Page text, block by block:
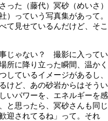
った（藤代）冥砂（めいさ）
）っていう写真集があって。
て見せているんだけど、そこ
じゃない？ 撮影に入ってい
所に降り立った瞬間、温かく
しているイメージがあるし、
けど、あの砂岩からはそうい
いパワーを、エネルギーを感
と思ったら、冥砂さんも同じ
迎されてるね」って。それ